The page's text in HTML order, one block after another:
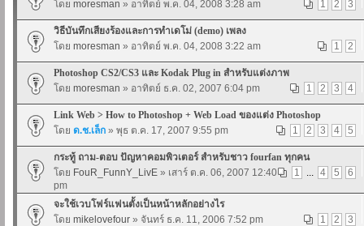
1
2 3
โดย moresman » อาทิตย์ พ.ค. 04, 2008 3:28 am
วิธีบันทึกเสียงร้องและการทำเดโม่ (demo) เพลง
1
2
โดย moresman » อาทิตย์ พ.ค. 04, 2008 3:22 am
Photoshop CS2/CS3 และ Kodak Plug in สำหรับแต่งภาพ
1
2 3 4
โดย moresman » อาทิตย์ ธ.ค. 02, 2007 6:04 pm
Link Web > How to Photoshop + Web Load ของแต่ง Photoshop
1
2 3 4 5
โดย ด.ช.เล็ก » พุธ ต.ค. 17, 2007 9:55 pm
กระทู้ ถาม-ตอบ ปัญหาคอมพิวเตอร์ สำหรับชาว fourfan ทุกคน
1
... 4 5 6
โดย FouR_FunnY_LivE » เสาร์ ต.ค. 06, 2007 12:40
pm
จะใช้เวบโฟร์แฟนตั้งเป็นหน้าหลักอย่างไร
1
2 3
โดย mikelovefour » จันทร์ ธ.ค. 11, 2006 7:52 pm